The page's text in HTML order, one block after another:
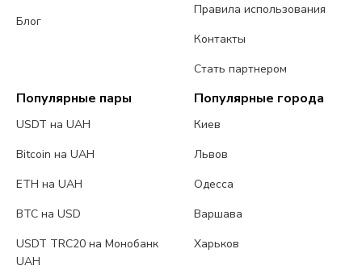
Блог
Правила использования
Контакты
Стать партнером
Популярные пары
USDT на UAH
Bitcoin на UAH
ETH на UAH
BTC на USD
USDT TRC20 на Монобанк
UAH
Популярные города
Киев
Львов
Одесса
Варшава
Харьков